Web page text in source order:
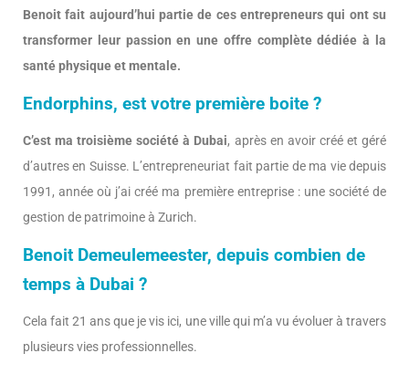
Benoit fait aujourd’hui partie de ces entrepreneurs qui ont su
transformer leur passion en une offre complète dédiée à la
santé physique et mentale.
Endorphins, est votre première boite ?
C’est ma troisième société à Dubai, après en avoir créé et géré
d’autres en Suisse. L’entrepreneuriat fait partie de ma vie depuis
1991, année où j’ai créé ma première entreprise : une société de
gestion de patrimoine à Zurich.
Benoit Demeulemeester, depuis combien de
temps à Dubai ?
Cela fait 21 ans que je vis ici, une ville qui m’a vu évoluer à travers
plusieurs vies professionnelles.